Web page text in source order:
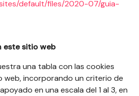
default/files/2020-07/guia-
este sitio web
una tabla con las cookies
web, incorporando un criterio de
en una escala del 1 al 3, en